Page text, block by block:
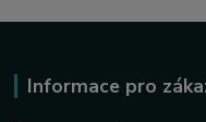
Informace pro